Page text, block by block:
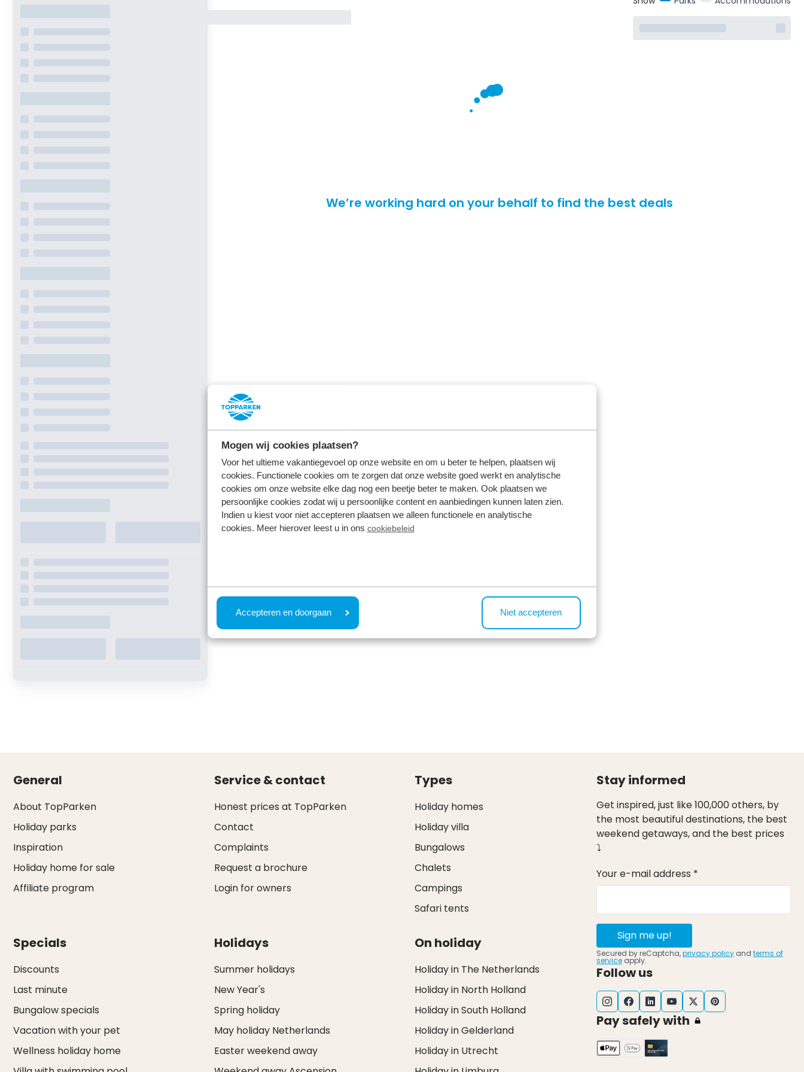
Mogen wij cookies plaatsen?
Voor het ultieme vakantiegevoel op onze website en om u beter te helpen, plaatsen wij
cookies. Functionele cookies om te zorgen dat onze website goed werkt en analytische
cookies om onze website elke dag nog een beetje beter te maken. Ook plaatsen we
persoonlijke cookies zodat wij u persoonlijke content en aanbiedingen kunnen laten zien.
Indien u kiest voor niet accepteren plaatsen we alleen functionele en analytische
cookies. Meer hierover leest u in ons cookiebeleid
Accepteren en doorgaan Niet accepteren
We’re working hard on your behalf to find the best deals
General
About TopParken
Holiday parks
Inspiration
Holiday home for sale
Affiliate program
Service & contact
Honest prices at TopParken
Contact
Complaints
Request a brochure
Login for owners
Types
Holiday homes
Holiday villa
Bungalows
Chalets
Campings
Safari tents
Specials
Discounts
Last minute
Bungalow specials
Vacation with your pet
Wellness holiday home
Holidays
Summer holidays
New Year's
Spring holiday
May holiday Netherlands
Easter weekend away
On holiday
Holiday in The Netherlands
Holiday in North Holland
Holiday in South Holland
Holiday in Gelderland
Holiday in Utrecht
Stay informed
Get inspired, just like 100,000 others, by
the most beautiful destinations, the best
weekend getaways, and the best prices
⤵
Your e-mail address *
Sign me up!
Secured by reCaptcha,privacy policy and terms of
service apply.
Follow us
Pay safely with